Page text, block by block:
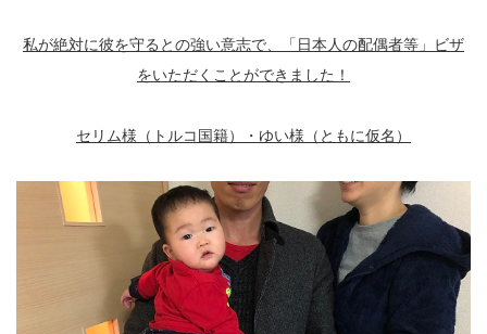
私が絶対に彼を守るとの強い意志で、「日本人の配偶者等」ビザ
をいただくことができました！
セリム様（トルコ国籍）・ゆい様（ともに仮名）